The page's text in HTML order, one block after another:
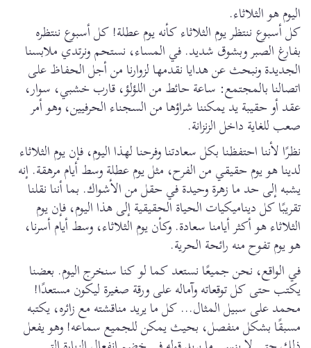
اليوم هو الثلاثاء.
كل أسبوع ننتظر يوم الثلاثاء كأنه يوم عطلة! كل أسبوع ننتظره
بفارغ الصبر وبشوق شديد. في المساء، نستحم ونرتدي ملابسنا
الجديدة ونبحث عن هدايا نقدمها لزوارنا من أجل الحفاظ على
اتصالنا بالمجتمع: ساعة حائط من اللؤلؤ، قارب خشبي، سوار،
عقد أو حقيبة يد يمكننا شراؤها من السجناء الحرفيين، وهو أمر
صعب للغاية داخل الزنزانة.
نظرًا لأننا احتفظنا بكل سعادتنا وفرحنا لهذا اليوم، فإن يوم الثلاثاء
لدينا هو يوم حقيقي من الفرح، مثل يوم عطلة وسط أيام مرهقة. إنه
يشبه إلى حد ما زهرة وحيدة في حقل من الأشواك. بما أننا نقلنا
تقريبًا كل ديناميكيات الحياة الحقيقية إلى هذا اليوم، فإن يوم
الثلاثاء هو أكثر أيامنا سعادة. وكأن يوم الثلاثاء، وسط أيام أسرنا،
هو يوم تفوح منه رائحة الحرية.
في الواقع، نحن جميعًا نستعد كما لو كنا سنخرج اليوم. بعضنا
يكتب حتى كل توقعاته وآماله على ورقة صغيرة ليكون مستعدًا!
محمد على سبيل المثال... كل ما يريد مناقشته مع زائره، يكتبه
مسبقًا بشكل منفصل، بحيث يمكن للجميع سماعه! وهو يفعل